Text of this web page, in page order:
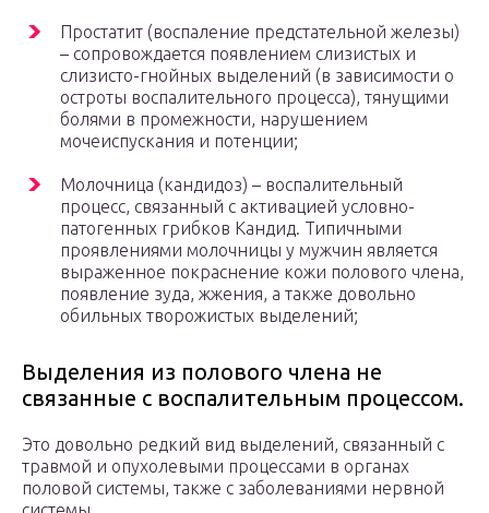
Простатит (воспаление предстательной железы)
– сопровождается появлением слизистых и
слизисто-гнойных выделений (в зависимости о
остроты воспалительного процесса), тянущими
болями в промежности, нарушением
мочеиспускания и потенции;
Молочница (кандидоз) – воспалительный
процесс, связанный с активацией условно-
патогенных грибков Кандид. Типичными
проявлениями молочницы у мужчин является
выраженное покраснение кожи полового члена,
появление зуда, жжения, а также довольно
обильных творожистых выделений;
Выделения из полового члена не
связанные с воспалительным процессом.
Это довольно редкий вид выделений, связанный с
травмой и опухолевыми процессами в органах
половой системы, также с заболеваниями нервной